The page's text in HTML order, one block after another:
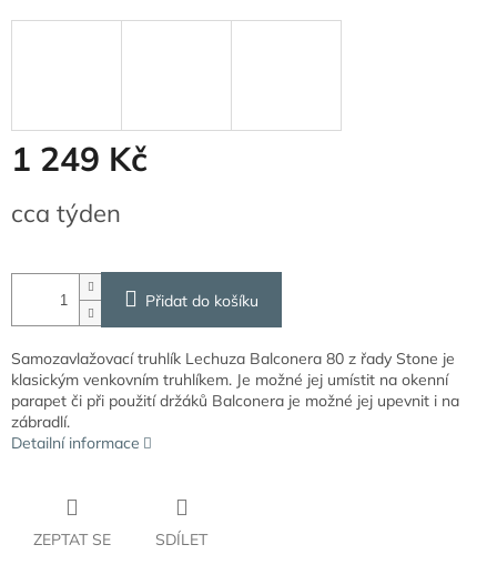
1 249 Kč
cena:
cca týden
Přidat do košíku
Samozavlažovací truhlík Lechuza Balconera 80 z řady Stone je
klasickým venkovním truhlíkem. Je možné jej umístit na okenní
parapet či při použití držáků Balconera je možné jej upevnit i na
zábradlí.
Detailní informace
ZEPTAT SE SDÍLET